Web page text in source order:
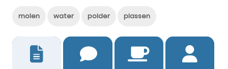
molen water polder plassen